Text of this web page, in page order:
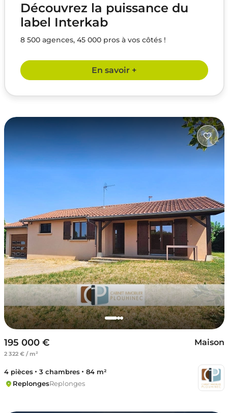
Découvrez la puissance du
label Interkab
8 500 agences, 45 000 pros à vos côtés !
En savoir +
195 000 €
2 322 € / m²
Maison
4 pièces 3 chambres
84 m²
ReplongesReplonges